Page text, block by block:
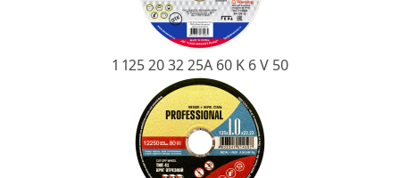
1 125 20 32 25А 60 K 6 V 50